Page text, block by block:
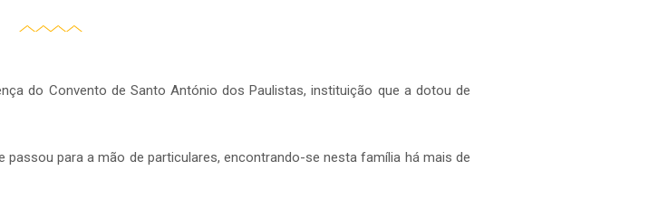
do Convento de Santo António dos Paulistas, instituição que a dotou de
passou para a mão de particulares, encontrando-se nesta família há mais de